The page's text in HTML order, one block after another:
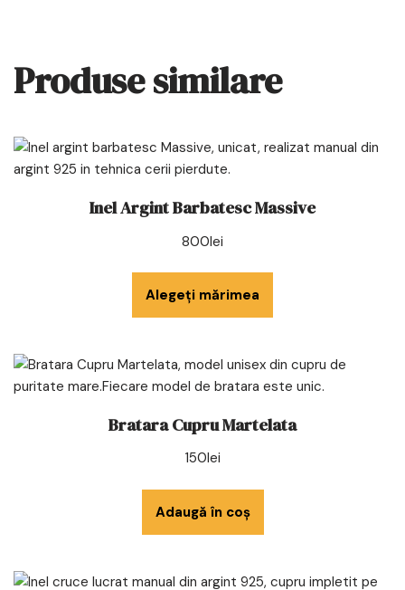
Produse similare
Inel Argint Barbatesc Massive
800lei
Alegeți mărimea
Bratara Cupru Martelata
150lei
Adaugă în coș